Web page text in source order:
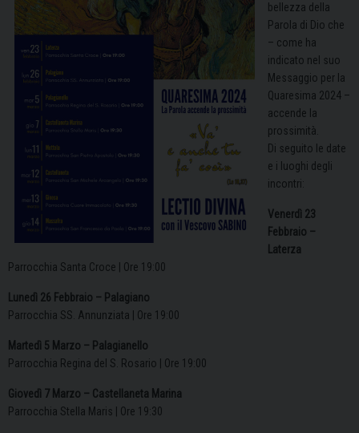
bellezza della
Parola di Dio che
– come ha
indicato nel suo
Messaggio per la
Quaresima 2024 –
accende la
prossimità.
Di seguito le date
e i luoghi degli
incontri:
Venerdì 23
Febbraio –
Laterza
Parrocchia Santa Croce | Ore 19:00
Lunedì 26 Febbraio – Palagiano
Parrocchia SS. Annunziata | Ore 19:00
Martedì 5 Marzo – Palagianello
Parrocchia Regina del S. Rosario | Ore 19:00
Giovedì 7 Marzo – Castellaneta Marina
Parrocchia Stella Maris | Ore 19:30